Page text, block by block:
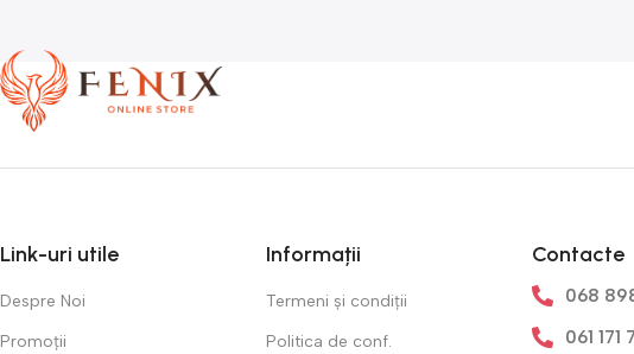
Link-uri utile
Despre Noi
Promoții
Informații
Termeni și condiții
Politica de conf.
Contacte
068
061 171